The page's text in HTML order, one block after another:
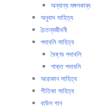
অন্যান্য মঙ্গলকাব্য
অনুবাদ সাহিত্য
চৈতন্যজীবনী
পদাবলি সাহিত্য
বৈষ্ণব পদাবলি
শাক্ত পদাবলি
আরাকান সাহিত্য
গীতিকা সাহিত্য
বাউল গান